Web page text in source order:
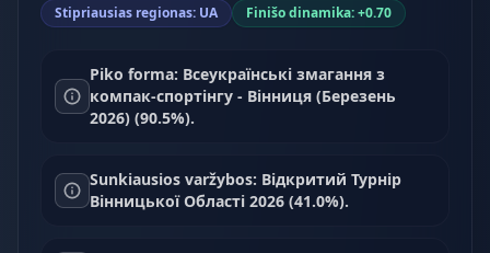
Stipriausias regionas: UA Finišo dinamika: +0.70
Piko forma: Всеукраїнські змагання з
компак-спортінгу - Вінниця (Березень
2026) (90.5%).
Sunkiausios varžybos: Відкритий Турнір
Вінницької Області 2026 (41.0%).